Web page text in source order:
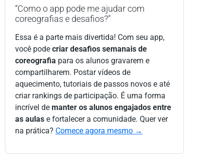
“Como o app pode me ajudar com
coreografias e desafios?”
Essa é a parte mais divertida! Com seu app,
você pode criar desafios semanais de
coreografia para os alunos gravarem e
compartilharem. Postar vídeos de
aquecimento, tutoriais de passos novos e até
criar rankings de participação. É uma forma
incrível de manter os alunos engajados entre
as aulas e fortalecer a comunidade. Quer ver
na prática? Comece agora mesmo →